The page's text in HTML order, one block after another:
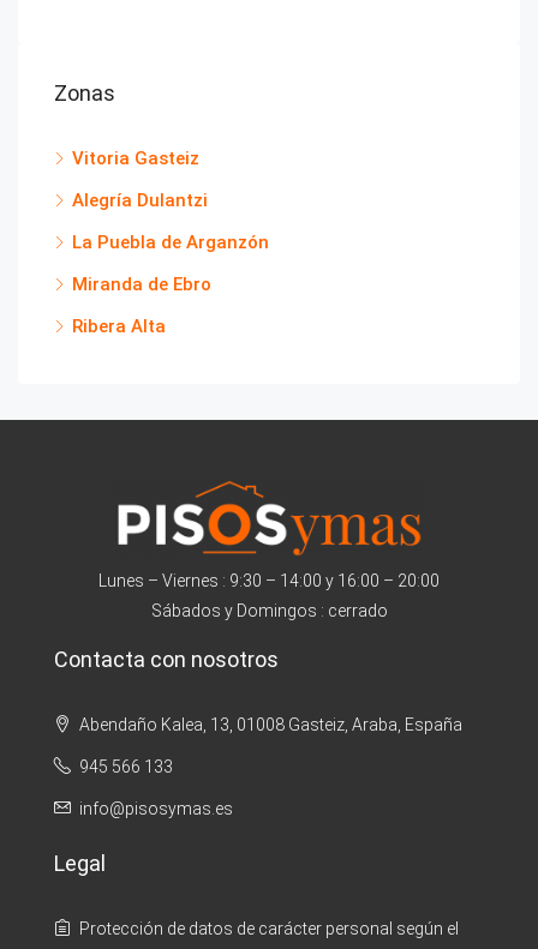
Zonas
Vitoria Gasteiz
Alegría Dulantzi
La Puebla de Arganzón
Miranda de Ebro
Ribera Alta
Lunes – Viernes : 9:30 – 14:00 y 16:00 – 20:00
Sábados y Domingos : cerrado
Contacta con nosotros
Abendaño Kalea, 13, 01008 Gasteiz, Araba, España
945 566 133
info@pisosymas.es
Legal
Protección de datos de carácter personal según el